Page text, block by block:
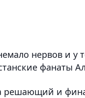
нервов и у
фанаты
решающий и